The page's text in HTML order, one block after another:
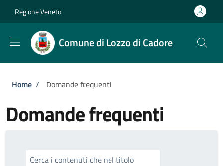
Regione Veneto
Comune di Lozzo di Cadore
Briciole di pane
Home / Domande frequenti
Domande frequenti
Cerca i contenuti che nel titolo